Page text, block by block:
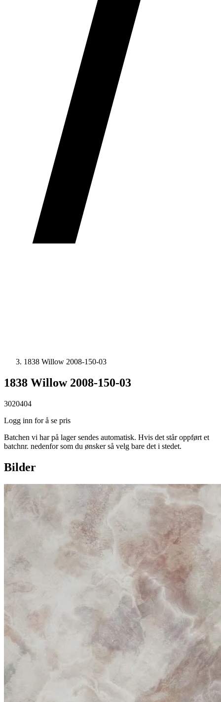
1838 Willow 2008-150-03
1838 Willow 2008-150-03
3020404
Logg inn for å se pris
Batchen vi har på lager sendes automatisk. Hvis det står oppført et
batchnr. nedenfor som du ønsker så velg bare det i stedet.
Bilder